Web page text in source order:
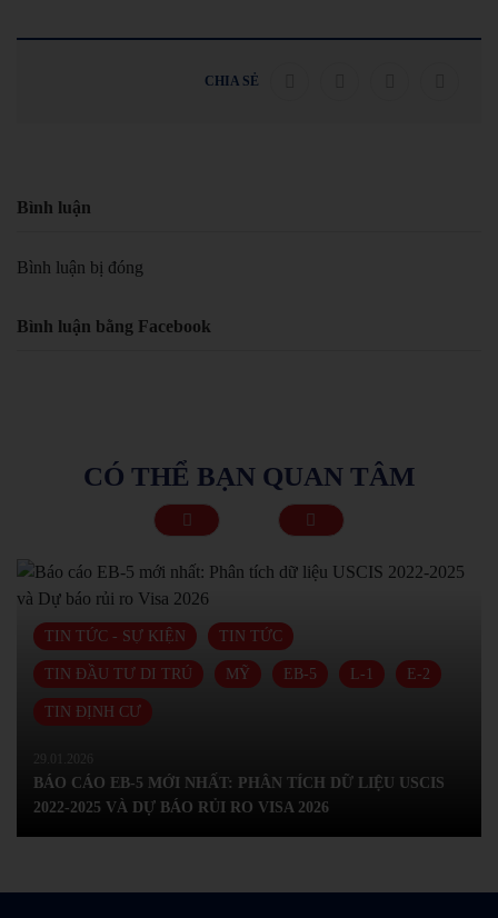
CHIA SẺ
Bình luận
Bình luận bị đóng
Bình luận bằng Facebook
CÓ THỂ BẠN QUAN TÂM
TIN TỨC - SỰ KIỆN
TIN ĐẦU TƯ DI TRÚ ÚC TIN ĐỊNH CƯ
NEW ZEALAND
CHƯƠNG TRÌNH ACTIVE INVESTOR PLUS
28.01.2026
ĐỊNH CƯ NEW ZEALAND: TOÀN BỘ ĐIỀU KIỆN, CHI PHÍ
VÀ LỘ TRÌNH 2026